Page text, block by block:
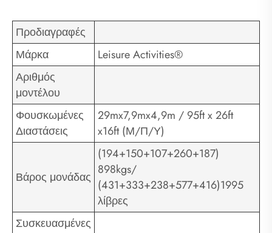
Προδιαγραφές
Μάρκα
Leisure Activities®
Αριθμός
μοντέλου
Φουσκωμένες
Διαστάσεις
29mx7,9mx4,9m / 95ft x 26ft
x16ft (Μ/Π/Υ)
Βάρος μονάδας
(194+150+107+260+187)
898kgs/
(431+333+238+577+416)1995
λίβρες
Συσκευασμένες